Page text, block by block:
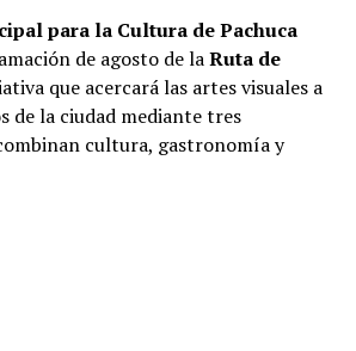
para la Cultura de Pachuca
de agosto de laRuta de
que acercará las artes visuales a
de la ciudad mediante tres
cultura, gastronomía y